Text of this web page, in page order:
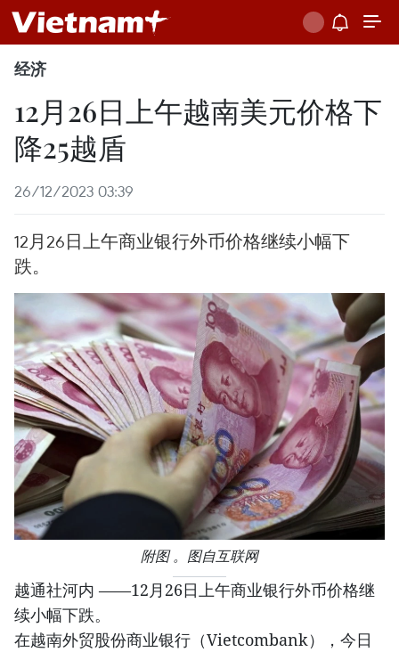
经济
12月26日上午越南美元价格下
降25越盾
26/12/2023 03:39
12月26日上午商业银行外币价格继续小幅下
跌。
附图 。图自互联网
越通社河内 ——12月26日上午商业银行外币价格继
续小幅下跌。
在越南外贸股份商业银行（Vietcombank），今日